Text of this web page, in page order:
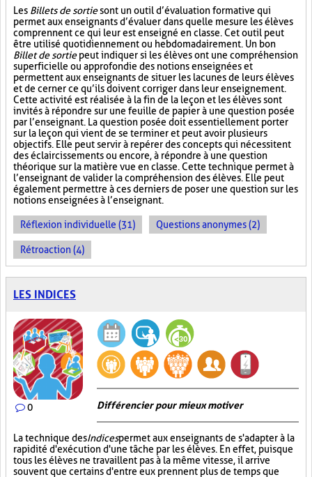
Les Billets de sortiesont un outil d’évaluation formative qui
permet aux enseignants d’évaluer dans quelle mesure les élèves
comprennent ce qui leur est enseigné en classe. Cet outil peut
être utilisé quotidiennement ou hebdomadairement. Un bon
Billet de sortiepeut indiquer si les élèves ont une compréhension
superficielle ou approfondie des notions enseignées et
permettent aux enseignants de situer les lacunes de leurs élèves
et de cerner ce qu’ils doivent corriger dans leur enseignement.
Cette activité est réalisée à la fin de la leçon et les élèves sont
invités à répondre sur une feuille de papier à une question posée
par l’enseignant. La question posée doit essentiellement porter
sur la leçon qui vient de se terminer et peut avoir plusieurs
objectifs. Elle peut servir à repérer des concepts qui nécessitent
des éclaircissements ou encore, à répondre à une question
théorique sur la matière vue en classe. Cette technique permet à
l’enseignant de valider la compréhension des élèves. Elle peut
également permettre à ces derniers de poser une question sur les
notions enseignées à l’enseignant.
Réflexion individuelle (31) Questions anonymes (2)
Rétroaction (4)
LES INDICES
0 Différencier pour mieux motiver
La technique desIndicespermet aux enseignants de s'adapter à la
rapidité d'exécution d'une tâche par les élèves. En effet, puisque
tous les élèves ne travaillent pas à la même vitesse, il arrive
souvent que certains d'entre eux prennent plus de temps que